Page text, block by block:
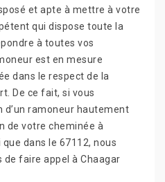
et apte à mettre à votre
qui dispose toute la
à toutes vos
est en mesure
dans le respect de la
De ce fait, si vous
ramoneur hautement
de votre cheminée à
dans le 67112, nous
faire appel à Chaagar